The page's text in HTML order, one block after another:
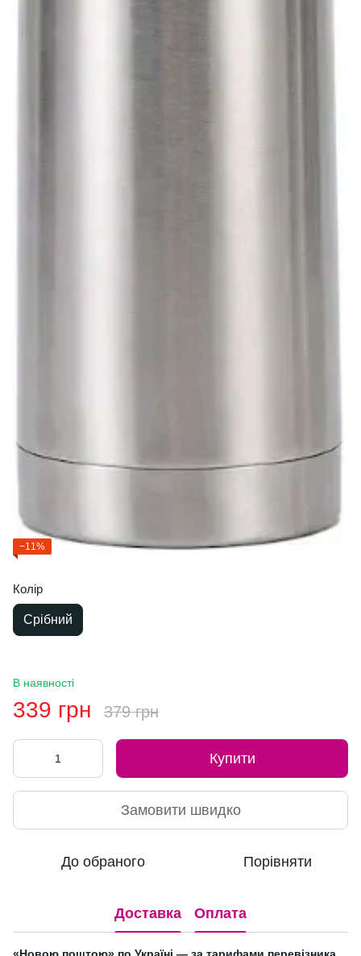
−11%
Колір
Срібний
В наявності
339 грн 379 грн
Купити
Замовити швидко
До обраного Порівняти
Доставка Оплата